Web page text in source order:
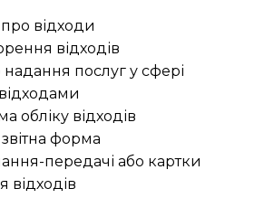
відходи
відходів
послуг у сфері
обліку відходів
форма
передачі або картки
відходів